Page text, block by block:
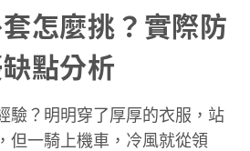
險，並分享從頭部到腳部的完
要掌握正確方法，你也能在享
有效保護肌膚，遠離曬傷困
怎麼挑？實際防
點分析
驗？明明穿了厚厚的衣服，站
但一騎上機車，冷風就從領